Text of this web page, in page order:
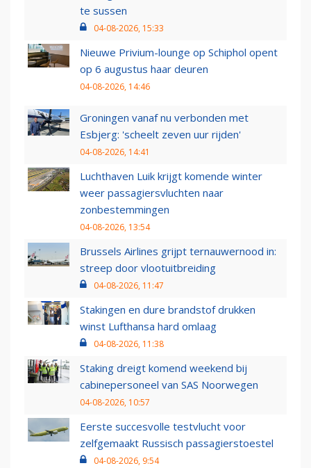
te sussen
04-08-2026, 15:33
Nieuwe Privium-lounge op Schiphol opent
op 6 augustus haar deuren
04-08-2026, 14:46
Groningen vanaf nu verbonden met
Esbjerg: 'scheelt zeven uur rijden'
04-08-2026, 14:41
Luchthaven Luik krijgt komende winter
weer passagiersvluchten naar
zonbestemmingen
04-08-2026, 13:54
Brussels Airlines grijpt ternauwernood in:
streep door vlootuitbreiding
04-08-2026, 11:47
Stakingen en dure brandstof drukken
winst Lufthansa hard omlaag
04-08-2026, 11:38
Staking dreigt komend weekend bij
cabinepersoneel van SAS Noorwegen
04-08-2026, 10:57
Eerste succesvolle testvlucht voor
zelfgemaakt Russisch passagierstoestel
04-08-2026, 9:54